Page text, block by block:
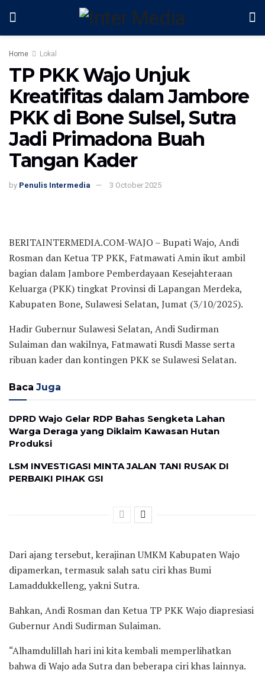
Home Lokal
TP PKK Wajo Unjuk
Kreatifitas dalam Jambore
PKK di Bone Sulsel, Sutra
Jadi Primadona Buah
Tangan Kader
by Penulis Intermedia 3 October 2025
BERITAINTERMEDIA.COM-WAJO – Bupati Wajo, Andi
Rosman dan Ketua TP PKK, Fatmawati Amin ikut ambil
bagian dalam Jambore Pemberdayaan Kesejahteraan
Keluarga (PKK) tingkat Provinsi di Lapangan Merdeka,
Kabupaten Bone, Sulawesi Selatan, Jumat (3/10/2025).
Hadir Gubernur Sulawesi Selatan, Andi Sudirman
Sulaiman dan wakilnya, Fatmawati Rusdi Masse serta
ribuan kader dan kontingen PKK se Sulawesi Selatan.
Baca Juga
DPRD Wajo Gelar RDP Bahas Sengketa Lahan
Warga Deraga yang Diklaim Kawasan Hutan
Produksi
LSM INVESTIGASI MINTA JALAN TANI RUSAK DI
PERBAIKI PIHAK GSI
Dari ajang tersebut, kerajinan UMKM Kabupaten Wajo
dipamerkan, termasuk salah satu ciri khas Bumi
Lamaddukkelleng, yakni Sutra.
Bahkan, Andi Rosman dan Ketua TP PKK Wajo diapresiasi
Gubernur Andi Sudirman Sulaiman.
“Alhamdulillah hari ini kita kembali memperlihatkan
bahwa di Wajo ada Sutra dan beberapa ciri khas lainnya.